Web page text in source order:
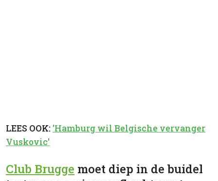
LEES OOK: 'Hamburg wil Belgische vervanger
Vuskovic'
Club Brugge moet diep in de buidel